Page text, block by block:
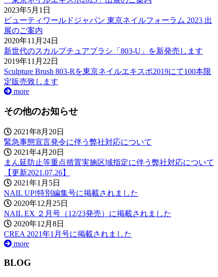
2023年5月1日
ビューティワールドジャパン 東京ネイルフォーラム 2023 出
展のご案内
2020年11月24日
新世代のスカルプチュアブラシ「803-U」を新発売します
2019年11月22日
Sculpture Brush 803-Rを東京ネイルエキスポ2019にて100本限
定販売致します
more
その他のお知らせ
2021年8月20日
緊急事態宣言発令に伴う弊社対応について
2021年4月20日
まん延防止等重点措置実施区域指定に伴う弊社対応について
【更新2021.07.26】
2021年1月5日
NAIL UP!特別編集号に掲載されました
2020年12月25日
NAIL EX ２月号（12/23発売）に掲載されました
2020年12月8日
CREA 2021年1月号に掲載されました
more
BLOG